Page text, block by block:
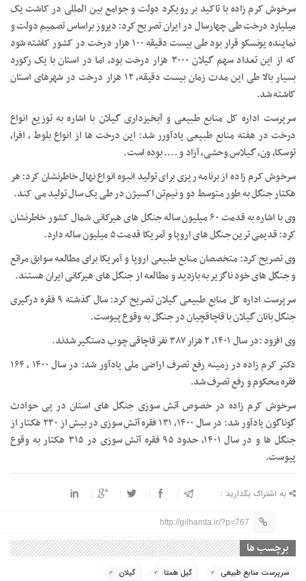
سرخوش کرم زاده با تاکید بر رویکرد دولت و جوامع بین المللی در کاشت یک
میلیارد درخت طی چهارسال در ایران تصریح کرد: دیروز براساس تصمیم دولت و
نماینده یونسکو قرار بود طی بیست دقیقه ۱۰۰ هزار درخت در کشور کاشته شود
که از این تعداد سهم گیلان ۳۰۰۰ هزار درخت بود، اما در استان با یک رکورد
بسیار بالا طی این مدت زمان بیست دقیقه، ۱۲ هزار درخت در شهرهای استان
کاشته شد.
سرپرست اداره کل منابع طبیعی و آبخیزداری گیلان با اشاره به توزیع انواع
درخت در هفته منابع طبیعی یادآورر شد: این درخت ها از انواع بلوط ، افرا،
توسکا، ون، گیلاس وحشی، آزاد و …. بوده است.
سرخوش کرم زاده از برنامه ریزی برای تولید انبوه انواع نهال خاطرنشان کرد: هر
هکتار جنگل به طور متوسط دو و نیم‌تن اکسیژن در طی یک سال تولید می کند.
وی با اشاره به قدمت ۶۰ میلیون ساله جنگل های هیرکانی شمال کشور خاطرنشان
کرد: قدیمی ترین جنگل های اروپا و آمریکا قدمت ۵ میلیون ساله دارد.
وی تصریح کرد: متخصصان منابع طبیعی اروپا و آمریکا برای مطالعه سوابق مراتع
و جنگل های خود ناگزیر به بازدید و مطالعه از جنگل های هیرکانی ایران هستند.
سرپرست اداره کل منابع طبیعی گیلان تصریح کرد: سال گذشته ۹ فقره درگیری
جنگل بانان گیلان با قاچاقچیان در جنگل به وقوع پیوست.
وی افزود :در سال ۱۴۰۱، ۲ هزار ۳۸۷ نفر قاچاقی چوب دستگیر شدند.
دکتر کرم زاده در زمینه رفع تصرف اراضی ملی یادآور شد: در سال ۱۴۰۰ ، ۱۶۴
فقره محکوم و رفع تصرف شد.
سرخوش کرم زاده‌ در خصوص آتش سوزی جنگل های استان در پی حوادث
گوناگون یادآور شد: در سال ۱۴۰۰، ۱۳۱ فقره آتش سوزی در بیش از ۲۳۰ هکتار از
جنگل ها و در سال ۱۴۰۱، حدود ۹۵ فقره آتش سوزی در ۳۱۵ هکتار به وقوع
پیوست.
به اشتراک بگذارید :
http://gilhamta.ir/?p=767
برچسب ها
سرپرست منابع طبیعی گیل همتا
گیلان